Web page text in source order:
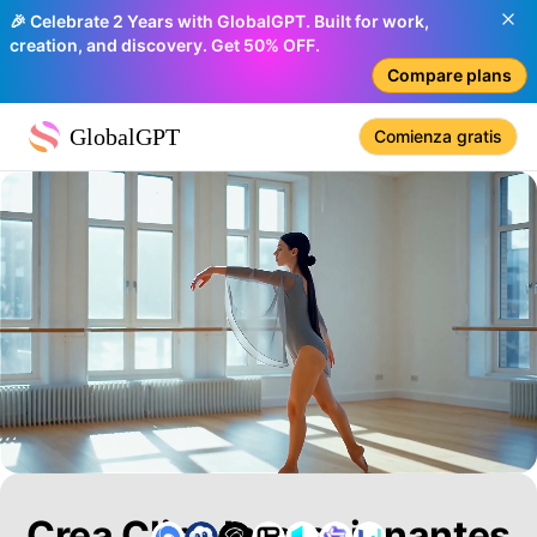
🎉 Celebrate 2 Years with GlobalGPT. Built for work,
creation, and discovery. Get 50% OFF.
Compare plans
GlobalGPT Comienza gratis